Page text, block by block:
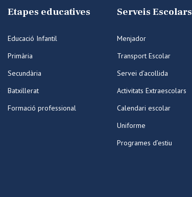
Etapes educatives
Educació Infantil
Primària
Secundària
Batxillerat
Formació professional
Serveis Escolars
Menjador
Transport Escolar
Servei d’acollida
Activitats Extraescolars
Calendari escolar
Uniforme
Programes d’estiu